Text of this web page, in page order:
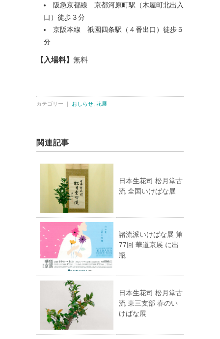
阪急京都線 京都河原町駅（木屋町北出入
口）徒歩３分
京阪本線 祇園四条駅（４番出口）徒歩５
分
【入場料】 無料
カテゴリー ｜ おしらせ 花展
関連記事
日本生花司 松月堂古
流 全国いけばな展
諸流派いけばな展 第
77回 華道京展 に出
瓶
日本生花司 松月堂古
流 東三支部 春のい
けばな展